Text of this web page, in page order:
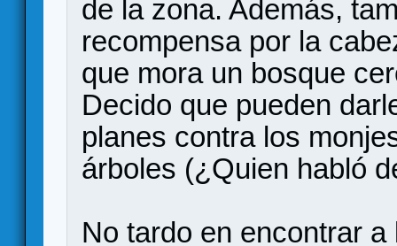
de la zona. Además,
recompensa por la
que mora un bosque
Decido que pueden
planes contra los
árboles (¿Quien habló
No tardo en encontrar